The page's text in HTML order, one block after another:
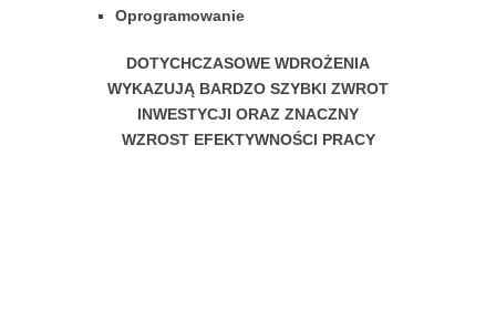
Oprogramowanie
DOTYCHCZASOWE WDROŻENIA
WYKAZUJĄ BARDZO SZYBKI ZWROT
INWESTYCJI ORAZ ZNACZNY
WZROST EFEKTYWNOŚCI PRACY